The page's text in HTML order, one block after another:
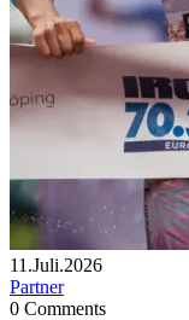
11.Juli.2026
Partner
0 Comments